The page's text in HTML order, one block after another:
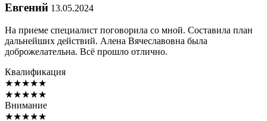
Евгений 13.05.2024
На приеме специалист поговорила со мной. Составила план
дальнейших действий. Алена Вячеславовна была
доброжелательна. Всё прошло отлично.
Квалификация
★★★★★
★★★★★
Внимание
★★★★★